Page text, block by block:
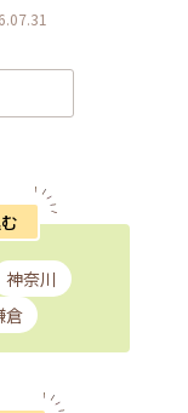
神奈川
倉